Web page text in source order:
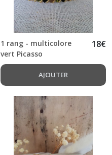
1 rang - multicolore
vert Picasso
18€
AJOUTER